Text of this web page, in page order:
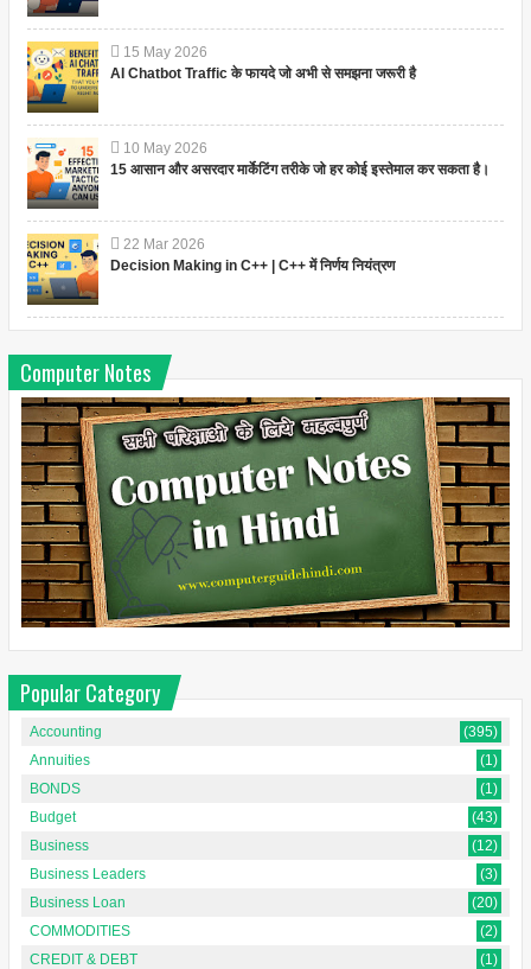
15 May 2026
AI Chatbot Traffic के फायदे जो अभी से समझना जरूरी है
10 May 2026
15 आसान और असरदार मार्केटिंग तरीके जो हर कोई इस्तेमाल कर सकता है।
22 Mar 2026
Decision Making in C++ | C++ में निर्णय नियंत्रण
Computer Notes
Popular Category
Accounting
(395)
Annuities
(1)
BONDS
(1)
Budget
(43)
Business
(12)
Business Leaders
(3)
Business Loan
(20)
COMMODITIES
(2)
CREDIT & DEBT
(1)